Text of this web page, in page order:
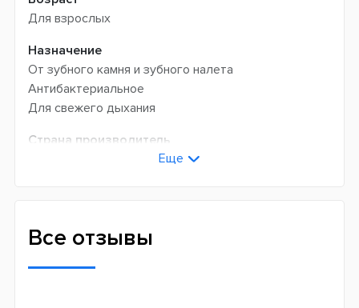
Для взрослых
Назначение
От зубного камня и зубного налета
Антибактериальное
Для свежего дыхания
Страна производитель
Еще
Все отзывы